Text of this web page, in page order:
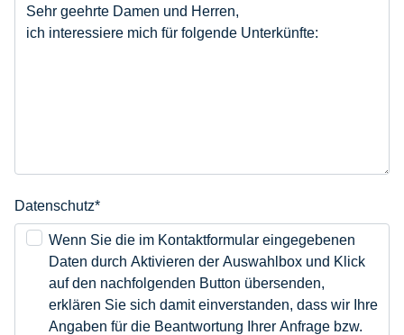
Datenschutz*
Wenn Sie die im Kontaktformular eingegebenen
Daten durch Aktivieren der Auswahlbox und Klick
auf den nachfolgenden Button übersenden,
erklären Sie sich damit einverstanden, dass wir Ihre
Angaben für die Beantwortung Ihrer Anfrage bzw.